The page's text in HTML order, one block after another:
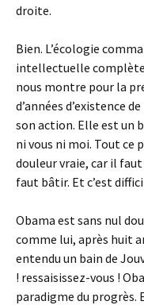
droite.
Bien. L’écologie
intellectuelle
nous montre pour la
d’années d’existence
son action. Elle est un
ni vous ni moi. Tout ce
douleur vraie, car il
faut bâtir. Et c’est
Obama est sans nul
comme lui, après huit
entendu un bain de
! ressaisissez-vous !
paradigme du progrès.